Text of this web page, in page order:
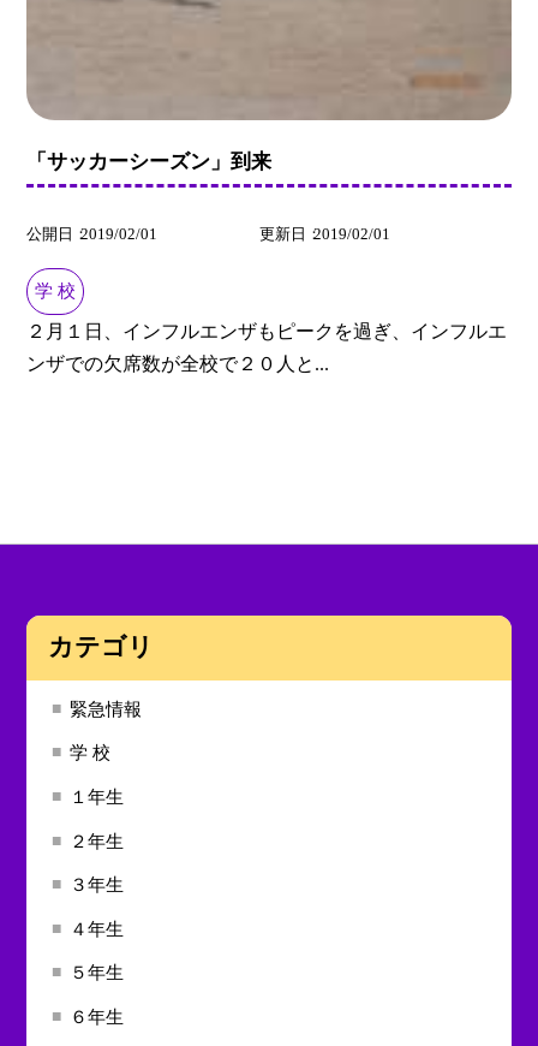
「サッカーシーズン」到来
公開日 2019/02/01 更新日 2019/02/01
学 校
２月１日、インフルエンザもピークを過ぎ、インフルエ
ンザでの欠席数が全校で２０人と...
カテゴリ
緊急情報
学 校
１年生
２年生
３年生
４年生
５年生
６年生